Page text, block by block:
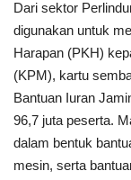
Dari sektor
digunakan untuk
Harapan (PKH)
(KPM), kartu
Bantuan Iuran
96,7 juta peserta.
dalam bentuk
mesin, serta